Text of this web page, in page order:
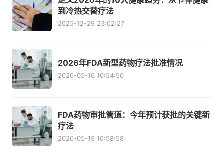
到冷热交替疗法
2025-12-29 23:02:27
2026年FDA新型药物疗法批准情况
2026-05-16 10:54:50
FDA药物审批管道：今年预计获批的关键新
疗法
2026-05-19 16:58:58